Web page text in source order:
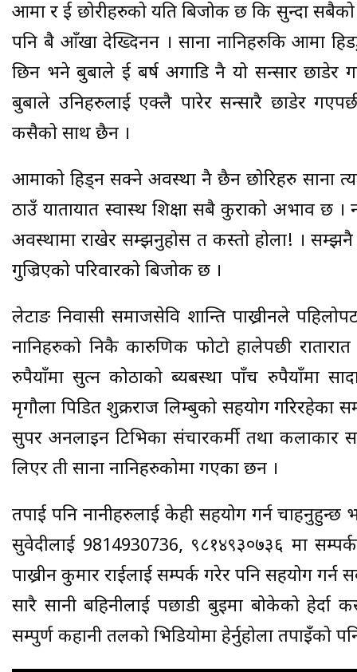
आमा र दुई छोरीहरुको यति बिजोक छ कि सुन्दा
पनि दुबै आँखा देख्दिनन । साना नानिहरुकि आमा
छिन भने बुबाले दुई बर्ष अगाडि नै यो सन्सार छाडेर
बुबाले उनिहरुलाई एक्लै पारेर सन्सारै छाडेर
कसैको साथ छैन ।
आमाको हिड्न सक्ने अवस्था नै छैन छोरिहरु साना
ठाउँ यातायात स्वास्थ शिक्षा सबै कुराको अभाव छ
अवस्थामा राखेर सम्झनुहोस त कस्तो होला! ।
गुज्रिएको परिवारको बिजोक छ ।
लेटाङ निवासी समाजसेवि शान्ति पाख्रीनले
नानिहरुको निकै कारुणिक फोटो हालेपछी
रुपैयाँमा सुत्न कोठाको ब्यबस्था पाँच रुपैयाँमा
मृगौला पिडित शुक्रराज लिम्बुको सहयोग गरिरहेका
सुपर अनलाइन टिभिका संचारकर्मी तथा कलाकार
लिएर ती साना नानिहरुकोमा गएका छन ।
तपाई पनि नानीहरुलाई केही सहयोग गर्न
सुवेदीलाई 9814930736, ९८१४९३०७३६ मा सम्पर्क
पाख्रीन कुमार राईलाई सम्पर्क गरेर पनि सहयोग
सारै सानी बहिनीलाई पछाडी बुइमा बोकेको हेर्दा
सम्पुर्ण कहानी तलको भिडियोमा हेर्नुहोला